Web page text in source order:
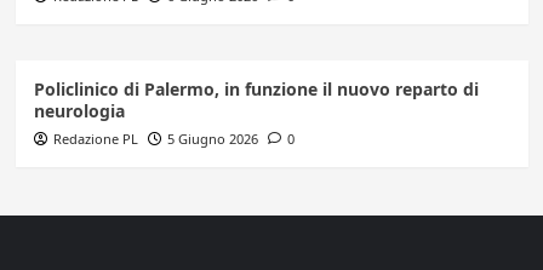
Policlinico di Palermo, in funzione il nuovo reparto di
neurologia
Redazione PL 5 Giugno 2026 0